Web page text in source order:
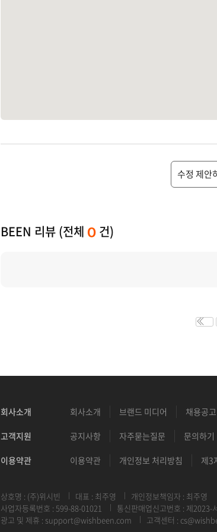
수정 제안
BEEN 리뷰 (전체 0 건)
회사소개 회사소개 브랜드 미디어 채용공고
고객지원 공지사항 자주묻는질문 문의하기
이용약관 이용약관 개인정보 처리방침 제3
상호명 : (주)위시빈 대표 : 최주영
개인정보책임자 : 최주영
사업자등록번호 : 599-88-01021
통신판매업신고번호 : 제2023-
광고 및 제휴 : support@wishbeen.com 고객센터 :